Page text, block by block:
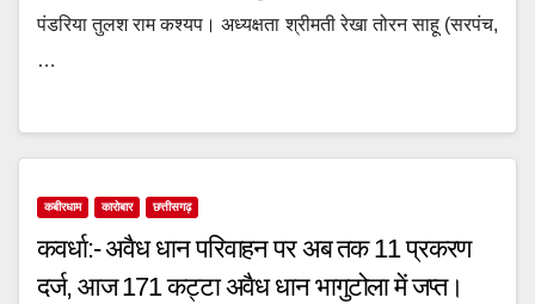
पंडरिया तुलश राम कश्यप। अध्यक्षता श्रीमती रेखा तोरन साहू (सरपंच,
…
कबीरधाम कारोबार छत्तीसगढ़
कवर्धा:- अवैध धान परिवाहन पर अब तक 11 प्रकरण
दर्ज, आज 171 कट्टा अवैध धान भागुटोला में जप्त।